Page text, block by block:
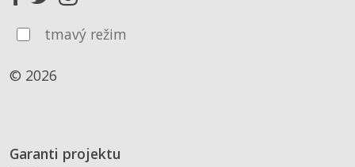
tmavý režim
© 2026
Garanti projektu